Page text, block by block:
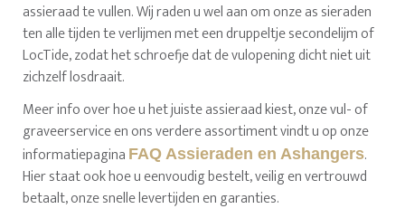
assieraad te vullen. Wij raden u wel aan om onze as sieraden
ten alle tijden te verlijmen met een druppeltje secondelijm of
LocTide, zodat het schroefje dat de vulopening dicht niet uit
zichzelf losdraait.
Meer info over hoe u het juiste assieraad kiest, onze vul- of
graveerservice en ons verdere assortiment vindt u op onze
informatiepagina FAQ Assieraden en Ashangers.
Hier staat ook hoe u eenvoudig bestelt, veilig en vertrouwd
betaalt, onze snelle levertijden en garanties.